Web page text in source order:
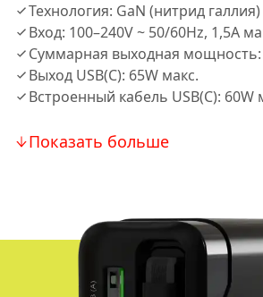
Технология: GaN (нитрид галлия)
Вход: 100–240V ~ 50/60Hz, 1,5A
Суммарная выходная мощность:
Выход USB(C): 65W макс.
Встроенный кабель USB(C): 60W
Показать больше